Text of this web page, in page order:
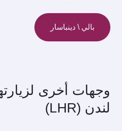
بالي \ دينباسار
وجهات أخرى
لندن (LHR)